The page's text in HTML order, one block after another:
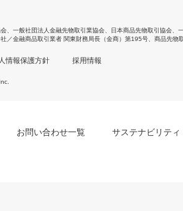
一般社団法人金融先物取引業協会 日本商品先物取引協会
／金融商品取引業者 関東財務局長（金商）第195号、商品先物
情報保護方針 採用情報
お問い合わせ一覧 サステナビリティ